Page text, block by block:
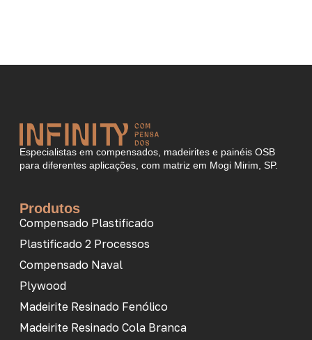
Especialistas em compensados, madeirites e painéis OSB
para diferentes aplicações, com matriz em Mogi Mirim, SP.
Produtos
Compensado Plastificado
Plastificado 2 Processos
Compensado Naval
Plywood
Madeirite Resinado Fenólico
Madeirite Resinado Cola Branca